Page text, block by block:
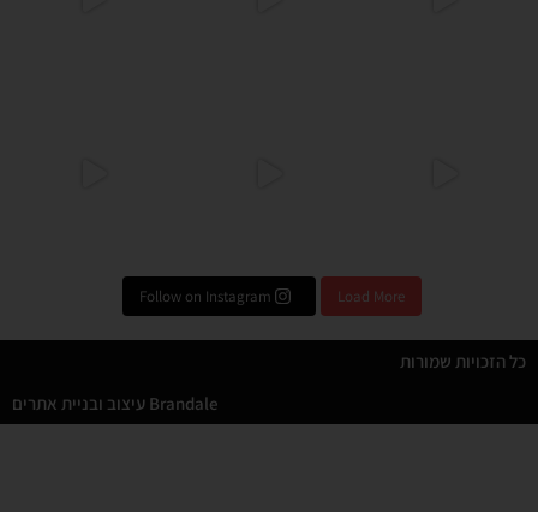
Load More
Follow on Instagram
כל הזכויות שמורות
Brandale עיצוב ובניית אתרים